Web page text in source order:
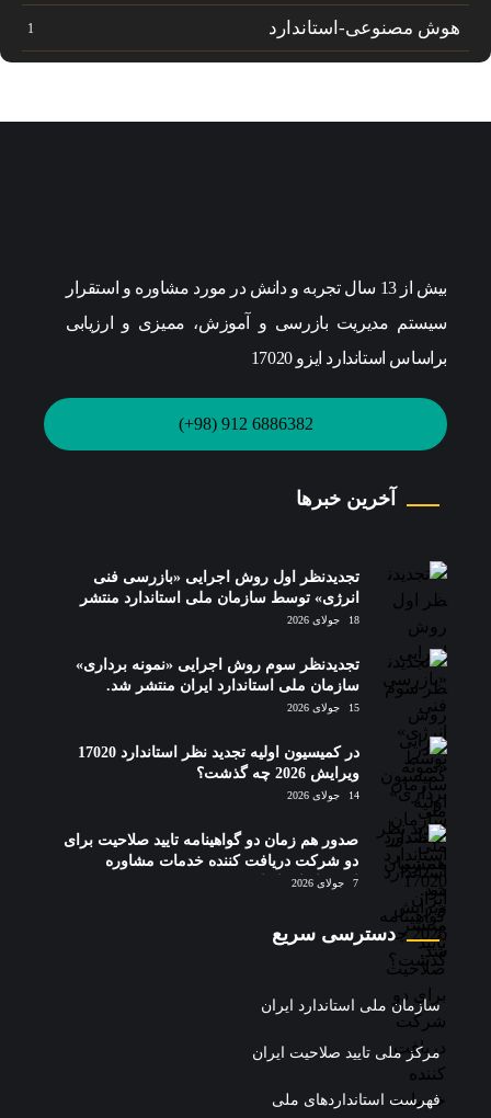
هوش مصنوعی-استاندارد 1
بیش از 13 سال تجربه و دانش در مورد مشاوره و استقرار
سیستم مدیریت بازرسی و آموزش، ممیزی و ارزیابی
براساس استاندارد ایزو 17020
6886382 912 (98+)
آخرین خبرها
تجدیدنظر اول روش اجرایی «بازرسی فنی
انرژی» توسط سازمان ملی استاندارد منتشر
شد.
18 جولای 2026
تجدیدنظر سوم روش اجرایی «نمونه برداری»
سازمان ملی استاندارد ایران منتشر شد.
15 جولای 2026
در کمیسیون اولیه تجدید نظر استاندارد 17020
ویرایش 2026 چه گذشت؟
14 جولای 2026
صدور هم زمان دو گواهینامه تایید صلاحیت برای
دو شرکت دریافت کننده خدمات مشاوره
استقرار استاندارد 17020
7 جولای 2026
دسترسی سریع
سازمان ملی استاندارد ایران
مرکز ملی تایید صلاحیت ایران
فهرست استانداردهای ملی